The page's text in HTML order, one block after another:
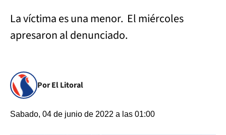
La víctima es una menor. El miércoles
apresaron al denunciado.
Por El Litoral
Sabado, 04 de junio de 2022 a las 01:00